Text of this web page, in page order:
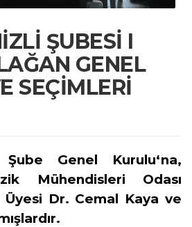
ŞUBESİ I
GENEL
SEÇİMLERİ
Genel Kurulu‘na,
Mühendisleri Odası
Dr. Cemal Kaya ve